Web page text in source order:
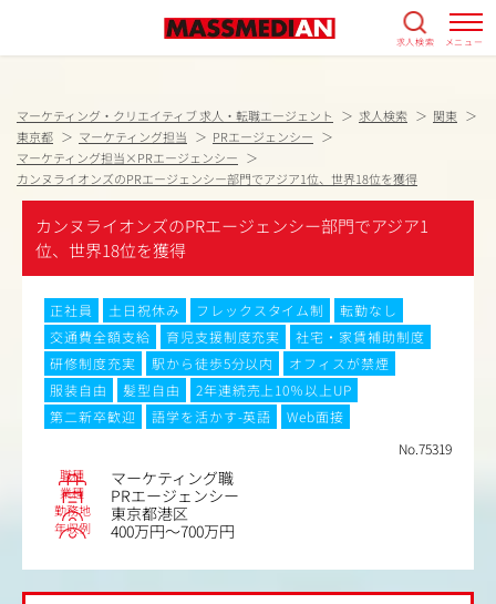
求人検索 メニュー
マーケティング・クリエイティブ 求人・転職エージェント 求人検索
関東
東京都
マーケティング担当
PRエージェンシー
マーケティング担当×PRエージェンシー
カンヌライオンズのPRエージェンシー部門でアジア1位、世界18位を獲得
カンヌライオンズのPRエージェンシー部門でアジア1
位、世界18位を獲得
正社員 土日祝休み フレックスタイム制
転勤なし
交通費全額支給
育児支援制度充実
社宅・家賃補助制度
研修制度充実
駅から徒歩5分以内
オフィスが禁煙
服装自由
髪型自由
2年連続売上10％以上UP
第二新卒歓迎
語学を活かす-英語
Web面接
No.75319
職種 マーケティング職
業種 PRエージェンシー
勤務地 東京都港区
年収例 400万円～700万円